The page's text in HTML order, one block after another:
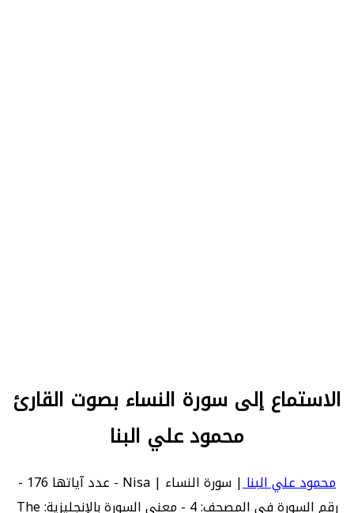
الاستماع إلى سورة النساء بصوت القارئ
محمود علي البنا
محمود علي البنا
| سورة النساء | Nisa - عدد آياتها 176 -
رقم السورة في المصحف: 4 - معنى السورة بالإنجليزية: The